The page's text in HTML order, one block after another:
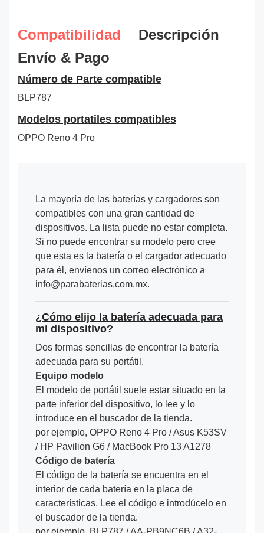
Compatibilidad
Descripción
Envío & Pago
Número de Parte compatible
BLP787
Modelos portatiles compatibles
OPPO Reno 4 Pro
La mayoría de las baterías y cargadores son
compatibles con una gran cantidad de
dispositivos. La lista puede no estar completa.
Si no puede encontrar su modelo pero cree
que esta es la batería o el cargador adecuado
para él, envíenos un correo electrónico a
info@parabaterias.com.mx.
¿Cómo elijo la batería adecuada para
mi dispositivo?
Dos formas sencillas de encontrar la batería
adecuada para su portátil.
Equipo modelo
El modelo de portátil suele estar situado en la
parte inferior del dispositivo, lo lee y lo
introduce en el buscador de la tienda.
por ejemplo, OPPO Reno 4 Pro / Asus K53SV
/ HP Pavilion G6 / MacBook Pro 13 A1278
Código de batería
El código de la batería se encuentra en el
interior de cada batería en la placa de
características. Lee el código e introdúcelo en
el buscador de la tienda.